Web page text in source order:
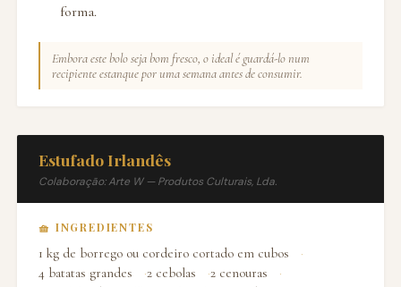
forma.
Embora este bolo seja bom fresco, o ideal é guardá-lo num
recipiente estanque por uma semana antes de consumir.
Estufado Irlandês
Colaboração: Arte W — Produtos Culturais, Lda.
🧺 INGREDIENTES
1 kg de borrego ou cordeiro cortado em cubos
4 batatas grandes
2 cebolas
2 cenouras